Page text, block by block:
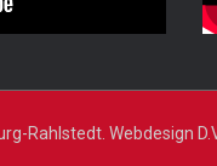
Rahlstedt. Webdesign